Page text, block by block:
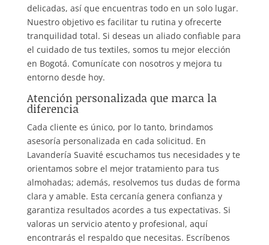
delicadas, así que encuentras todo en un solo lugar.
Nuestro objetivo es facilitar tu rutina y ofrecerte
tranquilidad total. Si deseas un aliado confiable para
el cuidado de tus textiles, somos tu mejor elección
en Bogotá. Comunícate con nosotros y mejora tu
entorno desde hoy.
Atención personalizada que marca la
diferencia
Cada cliente es único, por lo tanto, brindamos
asesoría personalizada en cada solicitud. En
Lavandería Suavité escuchamos tus necesidades y te
orientamos sobre el mejor tratamiento para tus
almohadas; además, resolvemos tus dudas de forma
clara y amable. Esta cercanía genera confianza y
garantiza resultados acordes a tus expectativas. Si
valoras un servicio atento y profesional, aquí
encontrarás el respaldo que necesitas. Escríbenos